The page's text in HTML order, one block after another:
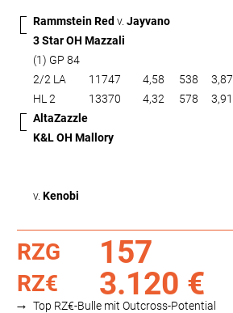
Rammstein Red v. Jayvano
3 Star OH Mazzali
(1) GP 84
2/2 LA
11747 4,58 538 3,87
HL 2
13370 4,32 578 3,91
AltaZazzle
K&L OH Mallory
v. Kenobi
RZG 157
RZ€ 3.120 €
Top RZ€-Bulle mit Outcross-Potential